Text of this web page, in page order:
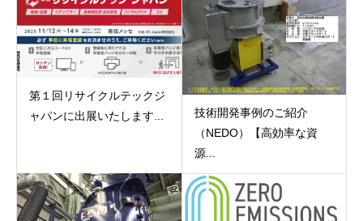
第１回リサイクルテックジ
ャパンに出展いたします...
技術開発事例のご紹介
（NEDO）【高効率な資
源...